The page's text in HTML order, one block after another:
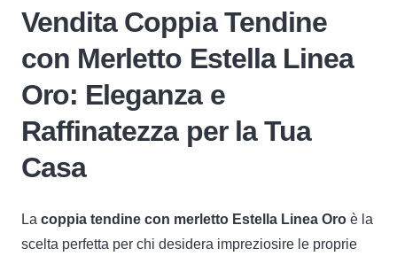
Linea
Vendita Coppia Tendine
con Merletto Estella Linea
Oro: Eleganza e
Raffinatezza per la Tua
Casa
La coppia tendine con merletto Estella Linea Oro è la
scelta perfetta per chi desidera impreziosire le proprie